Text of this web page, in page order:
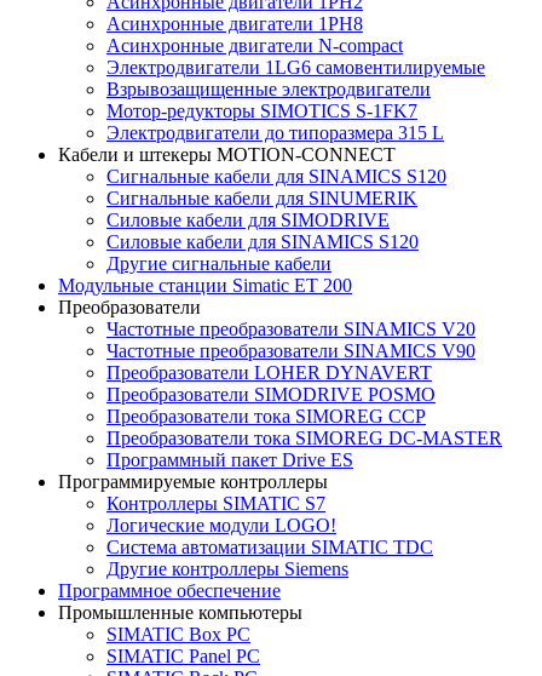
Асинхронные двигатели 1PH8
Асинхронные двигатели N-compact
Электродвигатели 1LG6 cамовентилируемые
Взрывозащищенные электродвигатели
Мотор-редукторы SIMOTICS S-1FK7
Электродвигатели до типоразмера 315 L
Кабели и штекеры MOTION-CONNECT
Сигнальные кабели для SINAMICS S120
Сигнальные кабели для SINUMERIK
Силовые кабели для SIMODRIVE
Силовые кабели для SINAMICS S120
Другие сигнальные кабели
Модульные станции Simatic ET 200
Преобразователи
Частотные преобразователи SINAMICS V20
Частотные преобразователи SINAMICS V90
Преобразователи LOHER DYNAVERT
Преобразователи SIMODRIVE POSMO
Преобразователи тока SIMOREG CCP
Преобразователи тока SIMOREG DC-MASTER
Программный пакет Drive ES
Программируемые контроллеры
Контроллеры SIMATIC S7
Логические модули LOGO!
Система автоматизации SIMATIC TDC
Другие контроллеры Siemens
Программное обеспечение
Промышленные компьютеры
SIMATIC Box PC
SIMATIC Panel PС